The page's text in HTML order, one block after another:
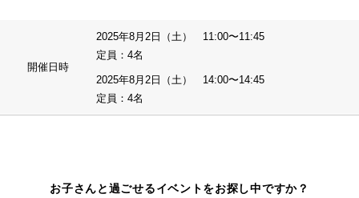
開催日時
2025年8月2日（土） 11:00〜11:45
定員：4名
2025年8月2日（土） 14:00〜14:45
定員：4名
お子さんと過ごせるイベントをお探し中ですか？